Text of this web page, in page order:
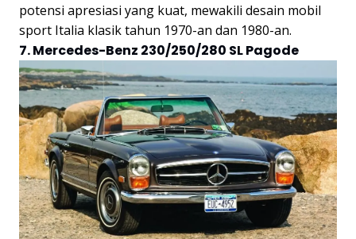
potensi apresiasi yang kuat, mewakili desain mobil
sport Italia klasik tahun 1970-an dan 1980-an.
7. Mercedes-Benz 230/250/280 SL Pagode